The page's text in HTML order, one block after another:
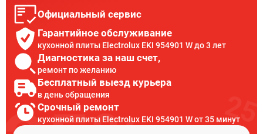
Официальный сервис
Гарантийное обслуживание
кухонной плиты Electrolux EKI 954901 W до 3 лет
Диагностика за наш счет,
ремонт по желанию
Бесплатный выезд курьера
в день обращения
Срочный ремонт
кухонной плиты Electrolux EKI 954901 W от 35 минут